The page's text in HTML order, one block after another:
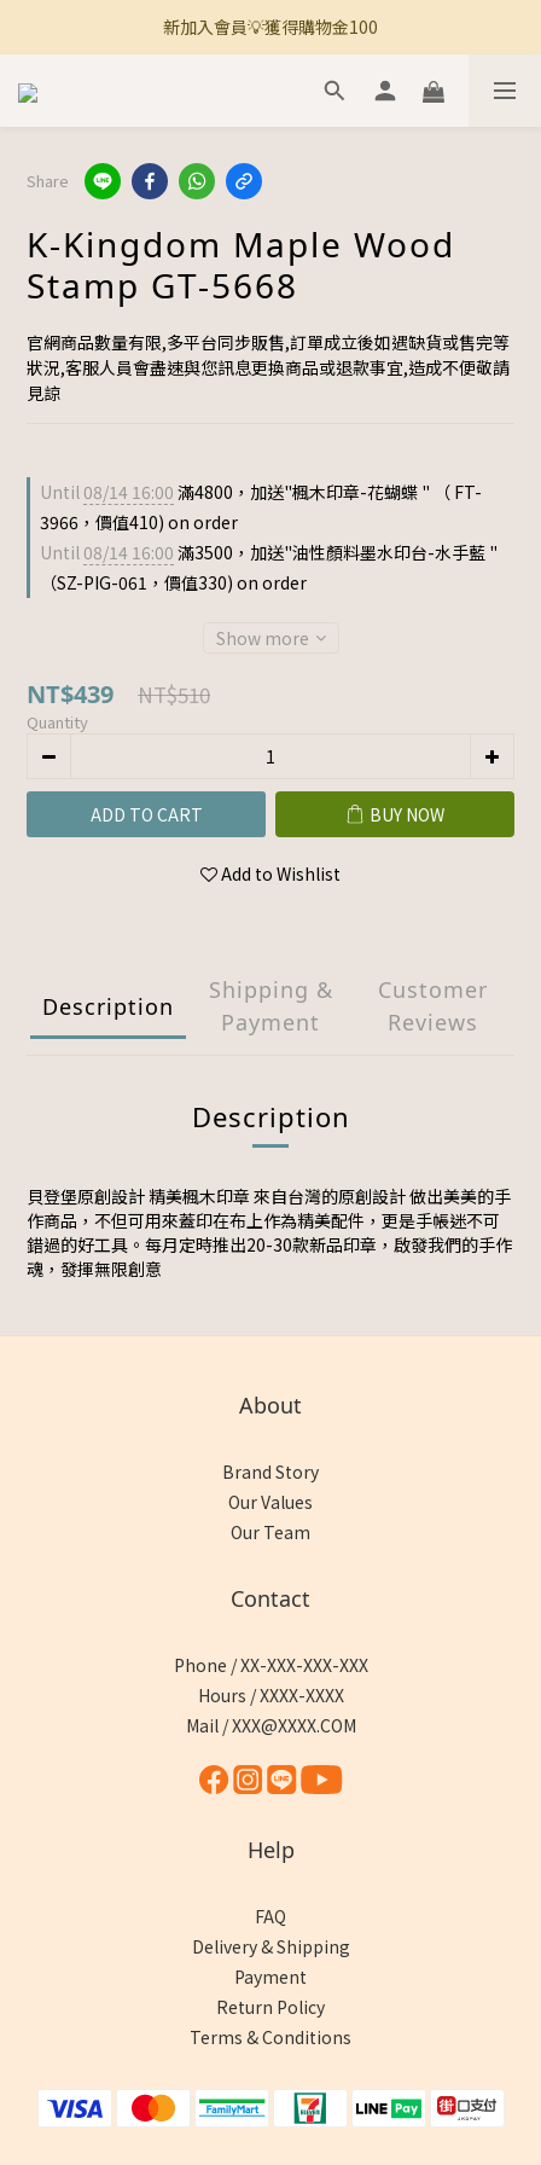
🚚 全館滿800免運 🚚
新加入會員💡獲得購物金100
🚚 全館滿800免運 🚚
Share
K-Kingdom Maple Wood
Stamp GT-5668
官網商品數量有限,多平台同步販售,訂單成立後如遇缺貨或售完等
狀況,客服人員會盡速與您訊息更換商品或退款事宜,造成不便敬請
見諒
Until 08/14 16:00 滿4800，加送"楓木印章-花蝴蝶 " （ FT-
3966，價值410) on order
Until 08/14 16:00 滿3500，加送"油性顏料墨水印台-水手藍 "
（SZ-PIG-061，價值330) on order
Show more
NT$439 NT$510
Quantity
ADD TO CART BUY NOW
Add to Wishlist
Description
Shipping &
Payment
Customer
Reviews
Description
貝登堡原創設計 精美楓木印章 來自台灣的原創設計 做出美美的手
作商品，不但可用來蓋印在布上作為精美配件，更是手帳迷不可
錯過的好工具。每月定時推出20-30款新品印章，啟發我們的手作
魂，發揮無限創意
About
Brand Story
Our Values
Our Team
Contact
Phone / XX-XXX-XXX-XXX
Hours / XXXX-XXXX
Mail / XXX@XXXX.COM
Help
FAQ
Delivery & Shipping
Payment
Return Policy
Terms & Conditions